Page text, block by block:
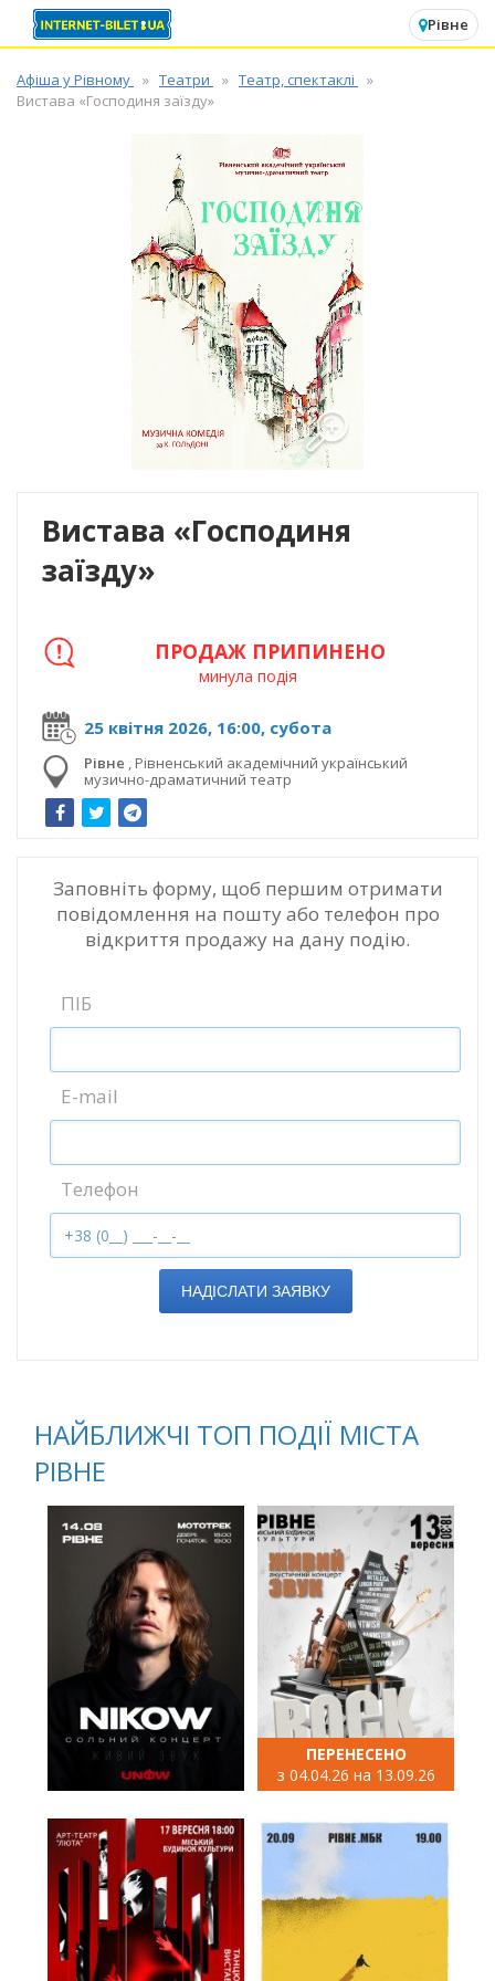
Рівне
Афіша у Рівному Театри
Театр, спектаклі
Вистава «Господиня заїзду»
Вистава «Господиня
заїзду»
25 квітня 2026, 16:00, субота
Рівне , Рівненський академічний український
музично-драматичний театр
ПРОДАЖ ПРИПИНЕНО
минула подія
Заповніть форму, щоб першим отримати
повідомлення на пошту або телефон про
відкриття продажу на дану подію.
ПІБ
E-mail
Телефон
НАДІСЛАТИ ЗАЯВКУ
НАЙБЛИЖЧІ ТОП ПОДІЇ МІСТА
РІВНЕ
ПЕРЕНЕСЕНО
з 04.04.26 на 13.09.26